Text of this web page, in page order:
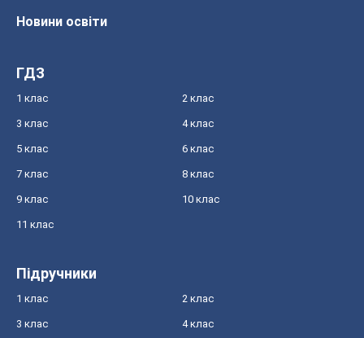
Новини освіти
ГДЗ
1 клас 2 клас
3 клас 4 клас
5 клас 6 клас
7 клас 8 клас
9 клас 10 клас
11 клас
Підручники
1 клас 2 клас
3 клас 4 клас